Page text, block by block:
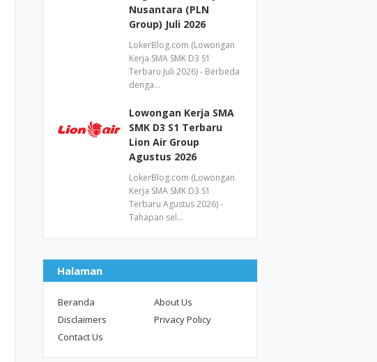
Nusantara (PLN
Group) Juli 2026
LokerBlog.com (Lowongan
Kerja SMA SMK D3 S1
Terbaru Juli 2026) - Berbeda
denga…
Lowongan Kerja SMA
SMK D3 S1 Terbaru
Lion Air Group
Agustus 2026
LokerBlog.com (Lowongan
Kerja SMA SMK D3 S1
Terbaru Agustus 2026) -
Tahapan sel…
Halaman
Beranda
About Us
Disclaimers
Privacy Policy
Contact Us